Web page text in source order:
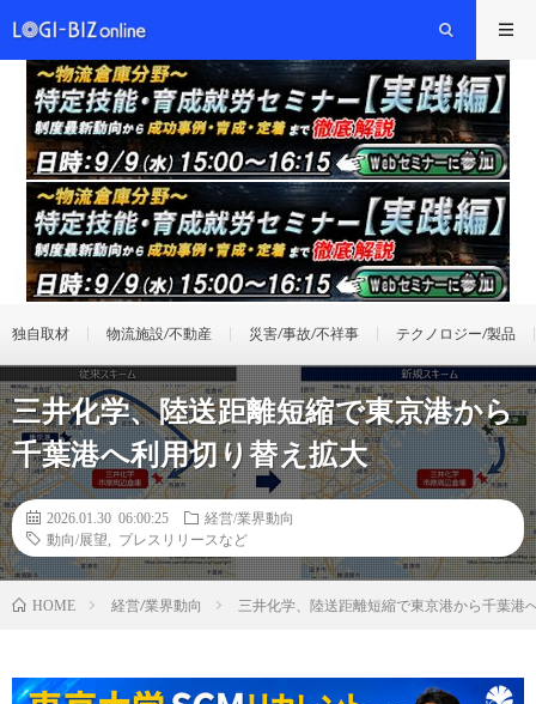
独自取材 物流施設/不動産 災害/事故/不祥事 テクノロジー/製品
三井化学、陸送距離短縮で東京港から
千葉港へ利用切り替え拡大
2026.01.30 06:00:25
経営/業界動向
動向/展望
プレスリリースなど
HOME 経営/業界動向 三井化学、陸送距離短縮で東京港から千葉港